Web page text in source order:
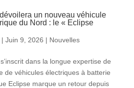
un nouveau véhicule
du Nord : le « Eclipse
Juin 9, 2026 | Nouvelles
dans la longue expertise de
de véhicules électriques à batterie
Eclipse marque un retour depuis